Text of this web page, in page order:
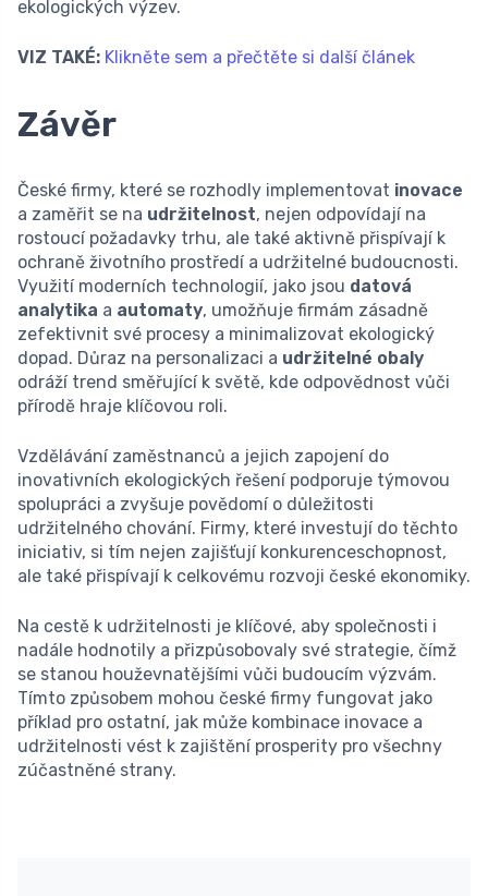
ekologických výzev.
VIZ TAKÉ: Klikněte sem a přečtěte si další článek
Závěr
České firmy, které se rozhodly implementovat inovace
a zaměřit se na udržitelnost, nejen odpovídají na
rostoucí požadavky trhu, ale také aktivně přispívají k
ochraně životního prostředí a udržitelné budoucnosti.
Využití moderních technologií, jako jsou datová
analytika a automaty, umožňuje firmám zásadně
zefektivnit své procesy a minimalizovat ekologický
dopad. Důraz na personalizaci a udržitelné obaly
odráží trend směřující k světě, kde odpovědnost vůči
přírodě hraje klíčovou roli.
Vzdělávání zaměstnanců a jejich zapojení do
inovativních ekologických řešení podporuje týmovou
spolupráci a zvyšuje povědomí o důležitosti
udržitelného chování. Firmy, které investují do těchto
iniciativ, si tím nejen zajišťují konkurenceschopnost,
ale také přispívají k celkovému rozvoji české ekonomiky.
Na cestě k udržitelnosti je klíčové, aby společnosti i
nadále hodnotily a přizpůsobovaly své strategie, čímž
se stanou houževnatějšími vůči budoucím výzvám.
Tímto způsobem mohou české firmy fungovat jako
příklad pro ostatní, jak může kombinace inovace a
udržitelnosti vést k zajištění prosperity pro všechny
zúčastněné strany.